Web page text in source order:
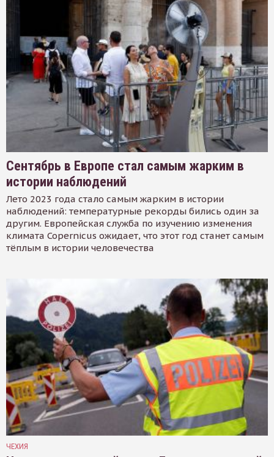
Сентябрь в Европе стал самым жарким в
истории наблюдений
Лето 2023 года стало самым жарким в истории
наблюдений: температурные рекорды бились один за
другим. Европейская служба по изучению изменения
климата Copernicus ожидает, что этот год станет самым
тёплым в истории человечества
ЧЕХИЯ